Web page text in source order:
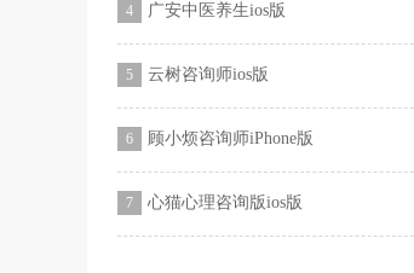
4 广安中医养生ios版
5 云树咨询师ios版
6 顾小烦咨询师iPhone版
7 心猫心理咨询版ios版